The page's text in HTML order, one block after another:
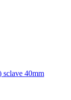
sclave 40mm